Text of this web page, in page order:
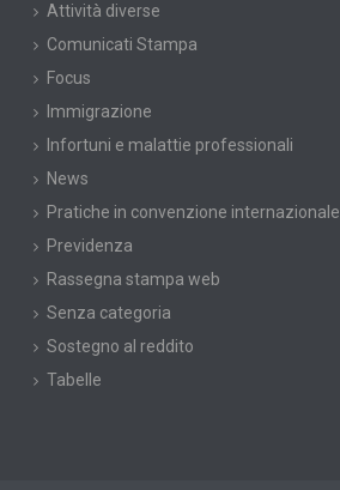
Attività diverse
Comunicati Stampa
Focus
Immigrazione
Infortuni e malattie professionali
News
Pratiche in convenzione internazionale
Previdenza
Rassegna stampa web
Senza categoria
Sostegno al reddito
Tabelle